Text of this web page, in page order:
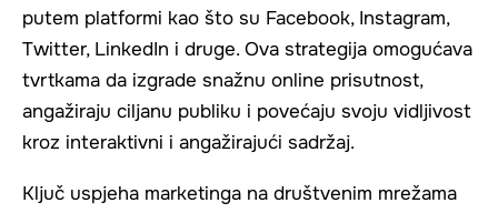
putem platformi kao što su Facebook, Instagram,
Twitter, LinkedIn i druge. Ova strategija omogućava
tvrtkama da izgrade snažnu online prisutnost,
angažiraju ciljanu publiku i povećaju svoju vidljivost
kroz interaktivni i angažirajući sadržaj.
Ključ uspjeha marketinga na društvenim mrežama